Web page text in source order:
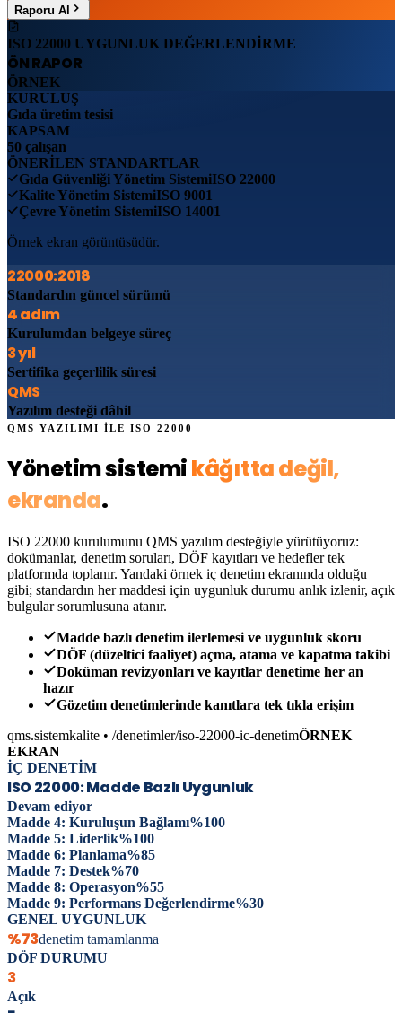
Raporu Al
ISO 22000 UYGUNLUK DEĞERLENDİRME
ÖN RAPOR
ÖRNEK
KURULUŞ
Gıda üretim tesisi
KAPSAM
50 çalışan
ÖNERİLEN STANDARTLAR
Gıda Güvenliği Yönetim SistemiISO 22000
Kalite Yönetim SistemiISO 9001
Çevre Yönetim SistemiISO 14001
Örnek ekran görüntüsüdür.
22000:2018
Standardın güncel sürümü
4 adım
Kurulumdan belgeye süreç
3 yıl
Sertifika geçerlilik süresi
QMS
Yazılım desteği dâhil
QMS YAZILIMI İLE ISO 22000
Yönetim sistemikâğıtta değil,
ekranda.
ISO 22000 kurulumunu QMS yazılım desteğiyle yürütüyoruz:
dokümanlar, denetim soruları, DÖF kayıtları ve hedefler tek
platformda toplanır. Yandaki örnek iç denetim ekranında olduğu
gibi; standardın her maddesi için uygunluk durumu anlık izlenir, açık
bulgular sorumlusuna atanır.
Madde bazlı denetim ilerlemesi ve uygunluk skoru
DÖF (düzeltici faaliyet) açma, atama ve kapatma takibi
Doküman revizyonları ve kayıtlar denetime her an
hazır
Gözetim denetimlerinde kanıtlara tek tıkla erişim
qms.sistemkalite • /denetimler/iso-22000-ic-denetimÖRNEK
EKRAN
İÇ DENETİM
ISO 22000: Madde Bazlı Uygunluk
Devam ediyor
Madde 4: Kuruluşun Bağlamı%100
Madde 5: Liderlik%100
Madde 6: Planlama%85
Madde 7: Destek%70
Madde 8: Operasyon%55
Madde 9: Performans Değerlendirme%30
GENEL UYGUNLUK
%73denetim tamamlanma
DÖF DURUMU
3
Açık